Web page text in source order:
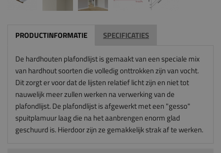
PRODUCTINFORMATIE SPECIFICATIES
De hardhouten plafondlijst is gemaakt van een speciale mix
van hardhout soorten die volledig onttrokken zijn van vocht.
Dit zorgt er voor dat de lijsten relatief licht zijn en niet tot
nauwelijk meer zullen werken na verwerking van de
plafondlijst. De plafondlijst is afgewerkt met een "gesso"
spuitplamuur laag die na het aanbrengen enorm glad
geschuurd is. Hierdoor zijn ze gemakkelijk strak af te werken.